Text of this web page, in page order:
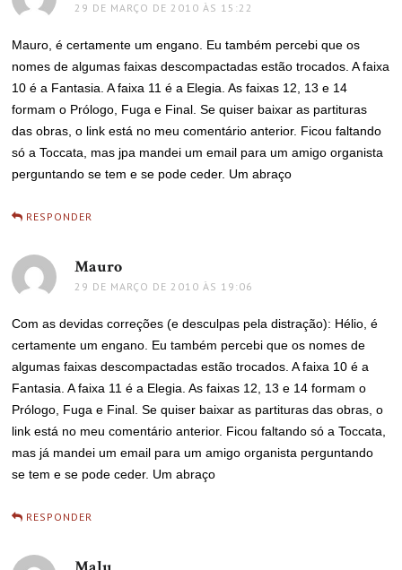
29 DE MARÇO DE 2010 ÀS 15:22
Mauro, é certamente um engano. Eu também percebi que os
nomes de algumas faixas descompactadas estão trocados. A faixa
10 é a Fantasia. A faixa 11 é a Elegia. As faixas 12, 13 e 14
formam o Prólogo, Fuga e Final. Se quiser baixar as partituras
das obras, o link está no meu comentário anterior. Ficou faltando
só a Toccata, mas jpa mandei um email para um amigo organista
perguntando se tem e se pode ceder. Um abraço
RESPONDER
Mauro
29 DE MARÇO DE 2010 ÀS 19:06
Com as devidas correções (e desculpas pela distração): Hélio, é
certamente um engano. Eu também percebi que os nomes de
algumas faixas descompactadas estão trocados. A faixa 10 é a
Fantasia. A faixa 11 é a Elegia. As faixas 12, 13 e 14 formam o
Prólogo, Fuga e Final. Se quiser baixar as partituras das obras, o
link está no meu comentário anterior. Ficou faltando só a Toccata,
mas já mandei um email para um amigo organista perguntando
se tem e se pode ceder. Um abraço
RESPONDER